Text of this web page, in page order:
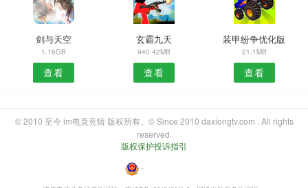
剑与天空
1.16GB
查看
玄霸九天
940.42MB
查看
装甲纷争优化版
21.1MB
查看
© 2010 至今 im电竟竞猜 版权所有。© Since 2010 daxiongtv.com . All rights
reserved.
版权保护投诉指引
・